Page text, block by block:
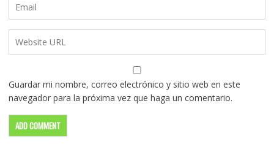
Guardar mi nombre, correo electrónico y sitio web en este
navegador para la próxima vez que haga un comentario.